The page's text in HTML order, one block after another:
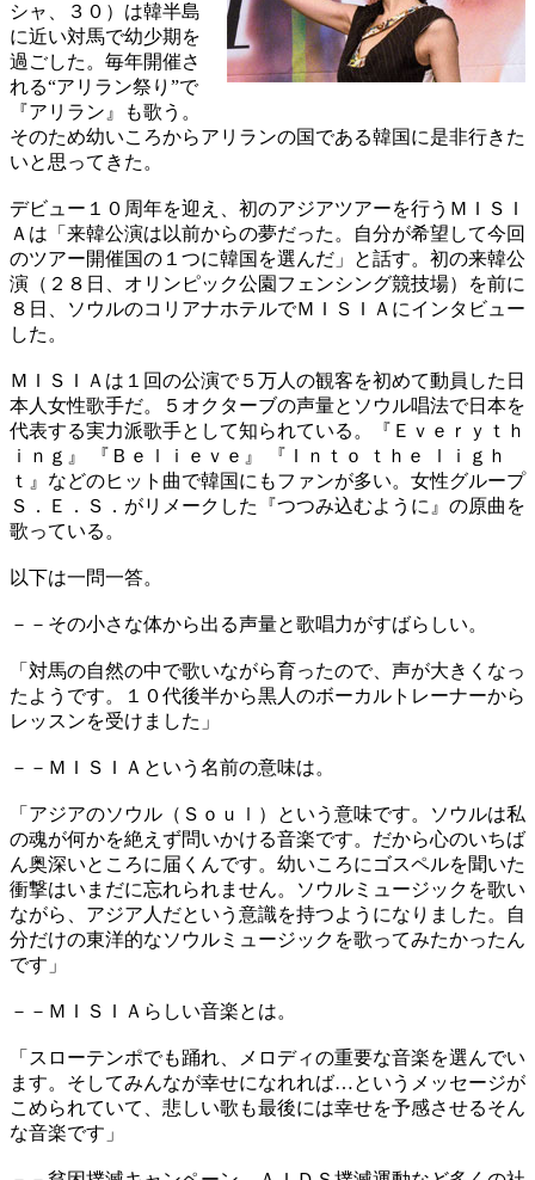
シャ、３０）は韓半島
に近い対馬で幼少期を
過ごした。毎年開催さ
れる“アリラン祭り”で
『アリラン』も歌う。
そのため幼いころからアリランの国である韓国に是非行きた
いと思ってきた。
デビュー１０周年を迎え、初のアジアツアーを行うＭＩＳＩ
Ａは「来韓公演は以前からの夢だった。自分が希望して今回
のツアー開催国の１つに韓国を選んだ」と話す。初の来韓公
演（２８日、オリンピック公園フェンシング競技場）を前に
８日、ソウルのコリアナホテルでＭＩＳＩＡにインタビュー
した。
ＭＩＳＩＡは１回の公演で５万人の観客を初めて動員した日
本人女性歌手だ。５オクターブの声量とソウル唱法で日本を
代表する実力派歌手として知られている。『Ｅｖｅｒｙｔｈ
ｉｎｇ』 『Ｂｅｌｉｅｖｅ』 『Ｉｎｔｏ ｔｈｅ ｌｉｇｈ
ｔ』などのヒット曲で韓国にもファンが多い。女性グループ
Ｓ．Ｅ．Ｓ．がリメークした『つつみ込むように』の原曲を
歌っている。
以下は一問一答。
－－その小さな体から出る声量と歌唱力がすばらしい。
「対馬の自然の中で歌いながら育ったので、声が大きくなっ
たようです。１０代後半から黒人のボーカルトレーナーから
レッスンを受けました」
－－ＭＩＳＩＡという名前の意味は。
「アジアのソウル（Ｓｏｕｌ）という意味です。ソウルは私
の魂が何かを絶えず問いかける音楽です。だから心のいちば
ん奥深いところに届くんです。幼いころにゴスペルを聞いた
衝撃はいまだに忘れられません。ソウルミュージックを歌い
ながら、アジア人だという意識を持つようになりました。自
分だけの東洋的なソウルミュージックを歌ってみたかったん
です」
－－ＭＩＳＩＡらしい音楽とは。
「スローテンポでも踊れ、メロディの重要な音楽を選んでい
ます。そしてみんなが幸せになれれば…というメッセージが
こめられていて、悲しい歌も最後には幸せを予感させるそん
な音楽です」